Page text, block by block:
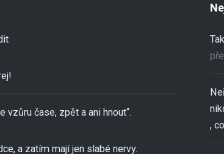
vzůru čase, zpět a ani hnout“.
a zatím mají jen slabé nervy.
,